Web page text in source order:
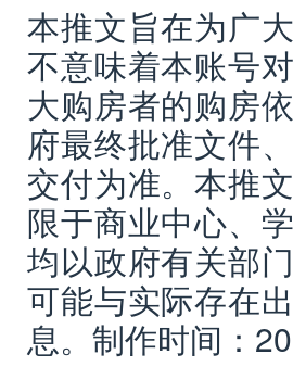
本推文旨在为广
不意味着本账号
大购房者的购房
府最终批准文件
交付为准。本推
限于商业中心、
均以政府有关部
可能与实际存在
息。制作时间：